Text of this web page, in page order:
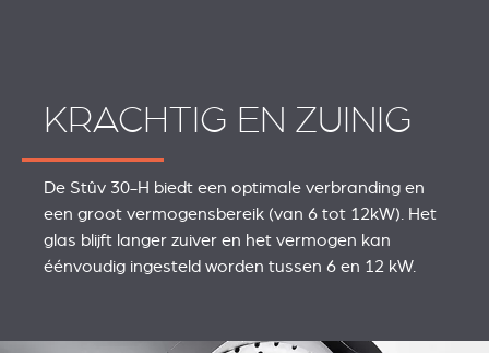
KRACHTIG EN ZUINIG
De Stûv 30-H biedt een optimale verbranding en
een groot vermogensbereik (van 6 tot 12kW). Het
glas blijft langer zuiver en het vermogen kan
éénvoudig ingesteld worden tussen 6 en 12 kW.